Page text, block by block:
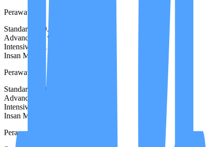
Perawat STR
Standard
Rp 9.000.000
Advanced
Rp 9.500.000
Intensive
Rp 11.000.000
Insan Medika Reguler
Perawat STR
Standard
Rp 9.500.000
Advanced
Intensive
Insan Medika Premium
Perawat STR